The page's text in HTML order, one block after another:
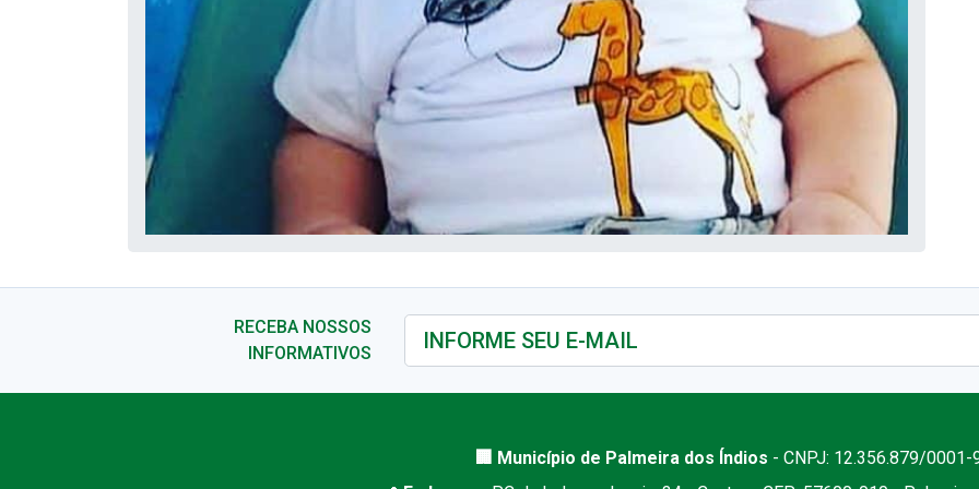
RECEBA NOSSOS
INFORMATIVOS
🏢 Município de Palmeira dos Índios - CNPJ: 12.356.879/0001-